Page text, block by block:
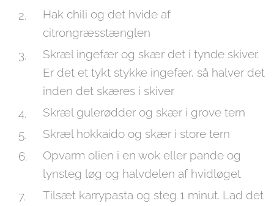
Hak chili og det hvide af
citrongræsstænglen
Skræl ingefær og skær det i tynde skiver.
Er det et tykt stykke ingefær, så halver det
inden det skæres i skiver
Skræl gulerødder og skær i grove tern
Skræl hokkaido og skær i store tern
Opvarm olien i en wok eller pande og
lynsteg løg og halvdelen af hvidløget
Tilsæt karrypasta og steg 1 minut. Lad det